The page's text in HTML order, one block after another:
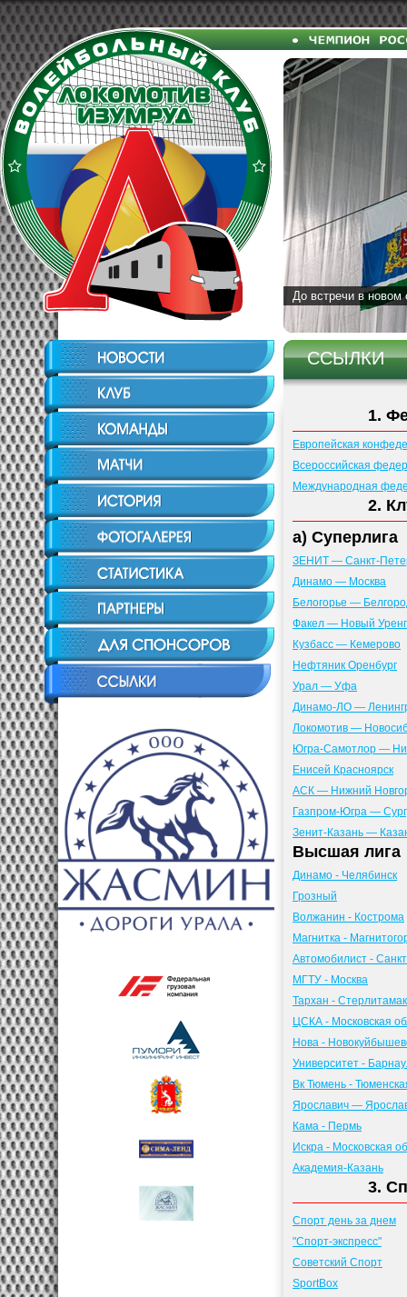
До встречи в новом
ССЫЛКИ
1.
Европейская
Всероссийская
Международная
2.
а) Суперлига
ЗЕНИТ — Санкт-
Динамо — Москва
Белогорье —
Факел — Новый
Кузбасс — Кемерово
Нефтяник Оренбург
Урал — Уфа
Динамо-ЛО —
Локомотив —
Югра-Самотлор —
Енисей Красноярск
АСК — Нижний
Газпром-Югра —
Зенит-Казань —
Высшая лига
Динамо - Челябинск
Грозный
Волжанин - Кострома
Магнитка -
Автомобилист -
МГТУ - Москва
Тархан - Стерлитамак
ЦСКА - Московская
Нова -
Университет -
Вк Тюмень -
Ярославич —
Кама - Пермь
Искра - Московская
Академия-Казань
3.
Спорт день за днем
"Спорт-экспресс"
Советский Спорт
SportBox